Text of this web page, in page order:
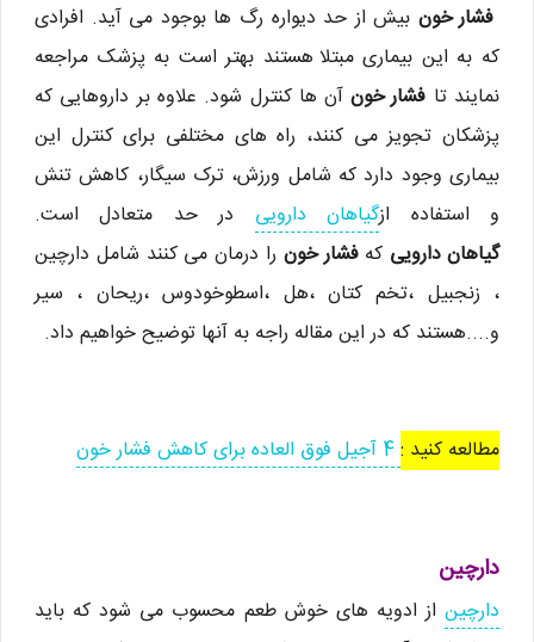
فشار خون بیش از حد دیواره رگ ها بوجود می آید. افرادی
که به این بیماری مبتلا هستند بهتر است به پزشک مراجعه
نمایند تا فشار خونآن ها کنترل شود. علاوه بر داروهایی که
پزشکان تجویز می کنند، راه های مختلفی برای کنترل این
بیماری وجود دارد که شامل ورزش، ترک سیگار، کاهش تنش
و استفاده ازگیاهان دارویی در حد متعادل است.
گیاهان دارویی کهفشار خون را درمان می کنند شامل دارچین
، زنجبیل ،تخم کتان ،هل ،اسطوخودوس ،ریحان ، سیر
و....هستند که در این مقاله راجه به آنها توضیح خواهیم داد.
مطالعه کنید :
دارچین
دارچین از ادویه های خوش طعم محسوب می شود که باید